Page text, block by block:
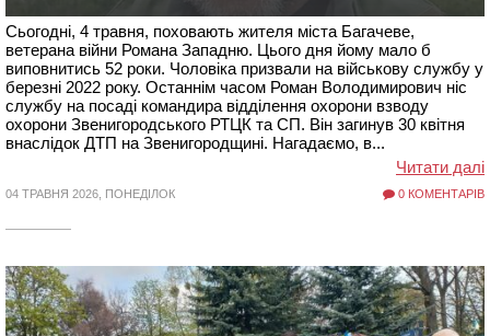
Сьогодні, 4 травня, поховають жителя міста Багачеве,
ветерана війни Романа Западню. Цього дня йому мало б
виповнитись 52 роки. Чоловіка призвали на військову службу у
березні 2022 року. Останнім часом Роман Володимирович ніс
службу на посаді командира відділення охорони взводу
охорони Звенигородського РТЦК та СП. Він загинув 30 квітня
внаслідок ДТП на Звенигородщині. Нагадаємо, в...
Читати далі
04 ТРАВНЯ 2026, ПОНЕДІЛОК 0 КОМЕНТАРІВ